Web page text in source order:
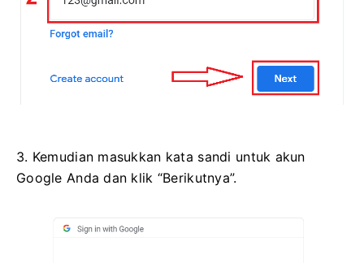
3. Kemudian masukkan kata sandi untuk akun
Google Anda dan klik “Berikutnya”.